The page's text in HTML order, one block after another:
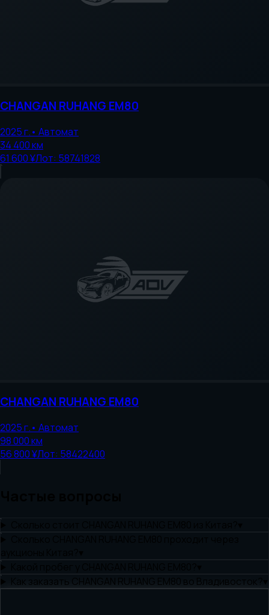
CHANGAN RUHANG EM80
2025г.• Автомат
34 400км
61 600 ¥Лот: 58741828
CHANGAN RUHANG EM80
2025г.• Автомат
98 000км
56 800 ¥Лот: 58422400
Как заказать CHANGAN RUHANG EM80 во Владивосток?